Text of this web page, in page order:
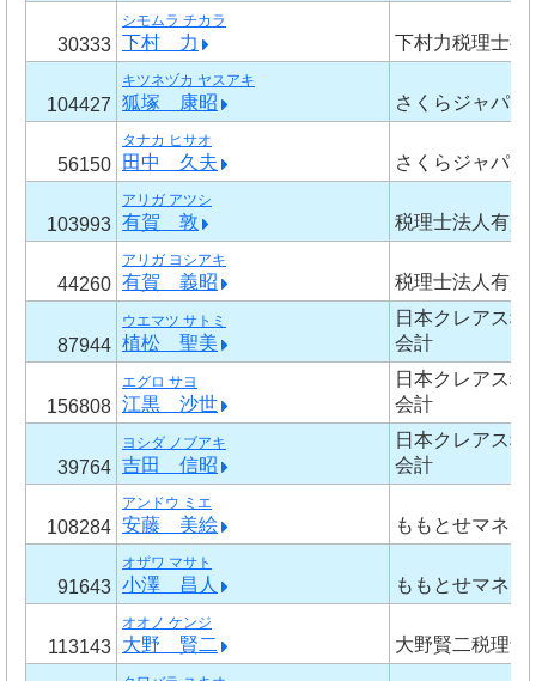
30333
シモムラ チカラ
下村 力 下村力税理士事
104427
キツネヅカ ヤスアキ
狐塚 康昭 さくらジャパン
56150
タナカ ヒサオ
田中 久夫 さくらジャパン
103993
アリガ アツシ
有賀 敦 税理士法人有賀
44260
アリガ ヨシアキ
有賀 義昭 税理士法人有賀
87944
ウエマツ サトミ
植松 聖美
日本クレアス
会計
156808
エグロ サヨ
江黒 沙世
日本クレアス
会計
39764
ヨシダ ノブアキ
吉田 信昭
日本クレアス
会計
108284
アンドウ ミエ
安藤 美絵 ももとせマネ
91643
オザワ マサト
小澤 昌人 ももとせマネ
113143
オオノ ケンジ
大野 賢二 大野賢二税理士